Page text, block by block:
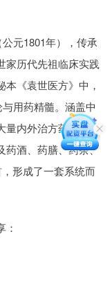
元1801年），传承
家历代先祖临床实践
《袁世医方》中，
用药精髓。涵盖中
量内外治方药、制作
药酒、药膳、药茶、
形成了一套系统而